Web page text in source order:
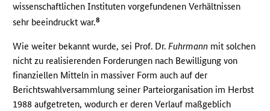
wissenschaftlichen Instituten vorgefundenen Verhältnissen
sehr beeindruckt war.8
Wie weiter bekannt wurde, sei Prof. Dr.Fuhrmann mit solchen
nicht zu realisierenden Forderungen nach Bewilligung von
finanziellen Mitteln in massiver Form auch auf der
Berichtswahlversammlung seiner Parteiorganisation im Herbst
1988 aufgetreten, wodurch er deren Verlauf maßgeblich